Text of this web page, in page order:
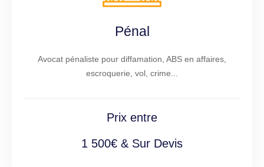
Pénal
Avocat pénaliste pour diffamation, ABS en affaires,
escroquerie, vol, crime...
Prix entre
1 500€ & Sur Devis